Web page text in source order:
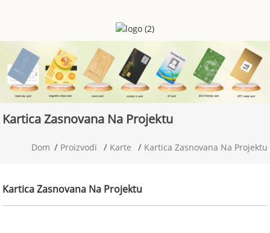
Kartica Zasnovana Na Projektu
Dom Proizvodi Karte Kartica Zasnovana Na Projektu
Kartica Zasnovana Na Projektu